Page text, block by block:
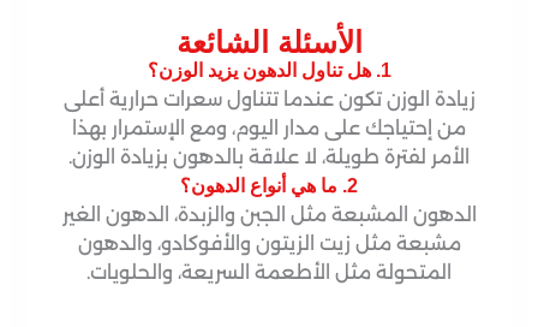
الأسئلة الشائعة
1. هل تناول الدهون يزيد الوزن؟
زيادة الوزن تكون عندما تتناول سعرات حرارية أعلى
من إحتياجك على مدار اليوم، ومع الإستمرار بهذا
الأمر لفترة طويلة، لا علاقة بالدهون بزيادة الوزن.
2. ما هي أنواع الدهون؟
الدهون المشبعة مثل الجبن والزبدة، الدهون الغير
مشبعة مثل زيت الزيتون والأفوكادو، والدهون
المتحولة مثل الأطعمة السريعة، والحلويات.